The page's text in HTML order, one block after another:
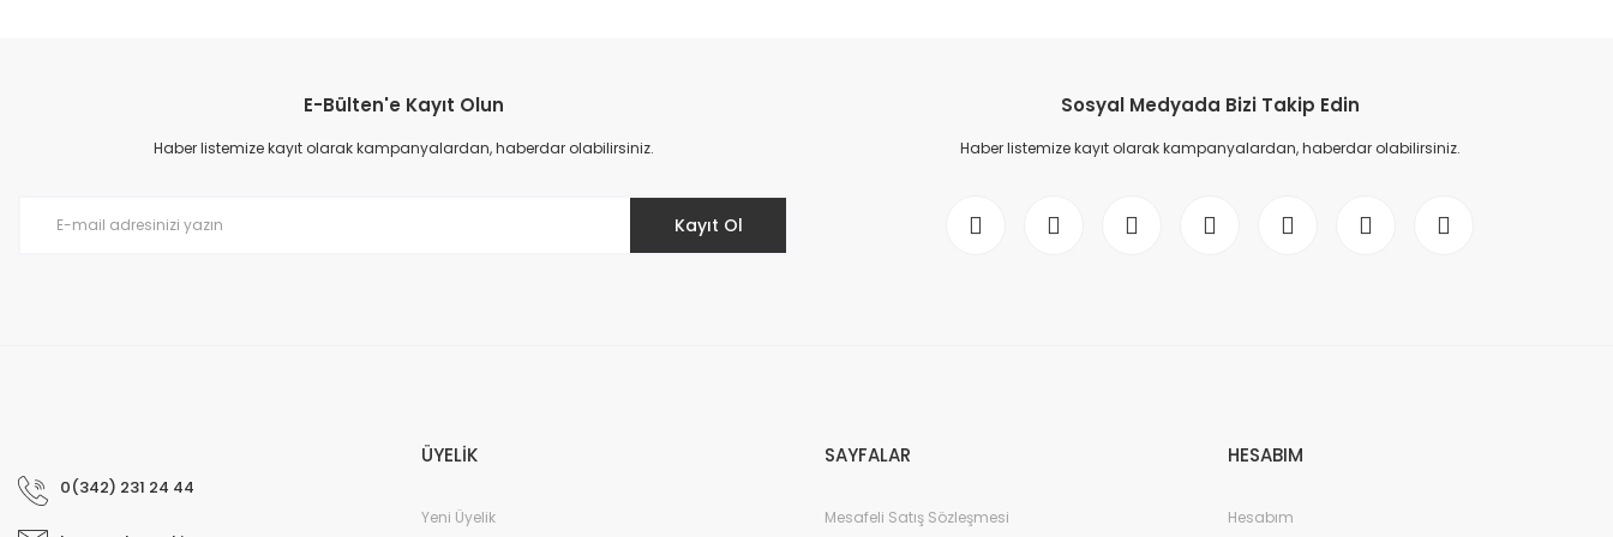
Ürün açıklamasında eksik bilgiler bulunuyor.
Ürün bilgilerinde hatalar bulunuyor.
E-Bülten'e Kayıt Olun
Haber listemize kayıt olarak kampanyalardan, haberdar olabilirsiniz.
Kayıt Ol
Sosyal Medyada Bizi Takip Edin
Haber listemize kayıt olarak kampanyalardan, haberdar olabilirsiniz.
0(342) 231 24 44
ÜYELİK
Yeni Üyelik
SAYFALAR
Mesafeli Satış Sözleşmesi
HESABIM
Hesabım